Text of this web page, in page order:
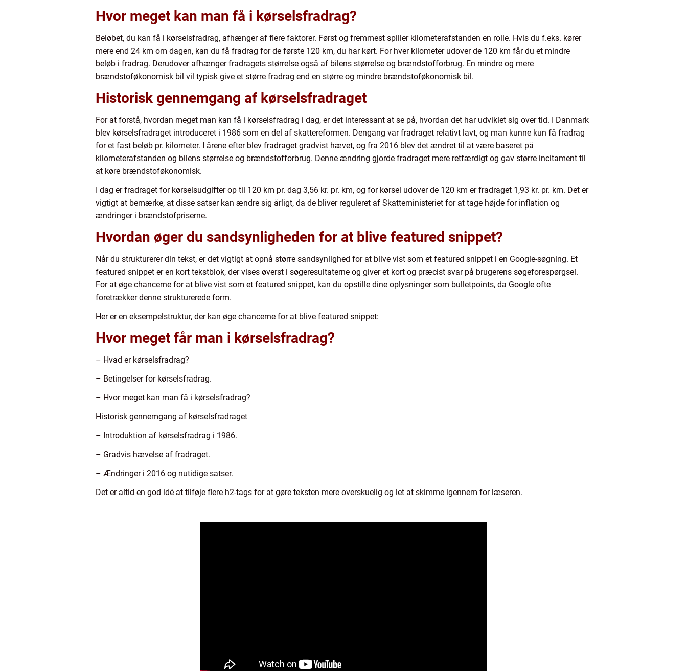
Hvor meget kan man få i kørselsfradrag?
Beløbet, du kan få i kørselsfradrag, afhænger af flere faktorer. Først og fremmest spiller kilometerafstanden en rolle. Hvis du f.eks. kører
mere end 24 km om dagen, kan du få fradrag for de første 120 km, du har kørt. For hver kilometer udover de 120 km får du et mindre
beløb i fradrag. Derudover afhænger fradragets størrelse også af bilens størrelse og brændstofforbrug. En mindre og mere
brændstoføkonomisk bil vil typisk give et større fradrag end en større og mindre brændstoføkonomisk bil.
Historisk gennemgang af kørselsfradraget
For at forstå, hvordan meget man kan få i kørselsfradrag i dag, er det interessant at se på, hvordan det har udviklet sig over tid. I Danmark
blev kørselsfradraget introduceret i 1986 som en del af skattereformen. Dengang var fradraget relativt lavt, og man kunne kun få fradrag
for et fast beløb pr. kilometer. I årene efter blev fradraget gradvist hævet, og fra 2016 blev det ændret til at være baseret på
kilometerafstanden og bilens størrelse og brændstofforbrug. Denne ændring gjorde fradraget mere retfærdigt og gav større incitament til
at køre brændstoføkonomisk.
I dag er fradraget for kørselsudgifter op til 120 km pr. dag 3,56 kr. pr. km, og for kørsel udover de 120 km er fradraget 1,93 kr. pr. km. Det er
vigtigt at bemærke, at disse satser kan ændre sig årligt, da de bliver reguleret af Skatteministeriet for at tage højde for inflation og
ændringer i brændstofpriserne.
Hvordan øger du sandsynligheden for at blive featured snippet?
Når du strukturerer din tekst, er det vigtigt at opnå større sandsynlighed for at blive vist som et featured snippet i en Google-søgning. Et
featured snippet er en kort tekstblok, der vises øverst i søgeresultaterne og giver et kort og præcist svar på brugerens søgeforespørgsel.
For at øge chancerne for at blive vist som et featured snippet, kan du opstille dine oplysninger som bulletpoints, da Google ofte
foretrækker denne strukturerede form.
Her er en eksempelstruktur, der kan øge chancerne for at blive featured snippet:
Hvor meget får man i kørselsfradrag?
– Hvad er kørselsfradrag?
– Betingelser for kørselsfradrag.
– Hvor meget kan man få i kørselsfradrag?
Historisk gennemgang af kørselsfradraget
– Introduktion af kørselsfradrag i 1986.
– Gradvis hævelse af fradraget.
– Ændringer i 2016 og nutidige satser.
Det er altid en god idé at tilføje flere h2-tags for at gøre teksten mere overskuelig og let at skimme igennem for læseren.